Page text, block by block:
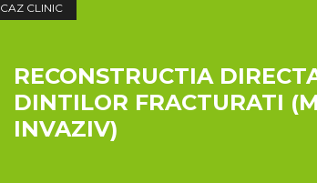
CAZ CLINIC
RECONSTRUCTIA
DINTILOR FRACTURATI
INVAZIV)